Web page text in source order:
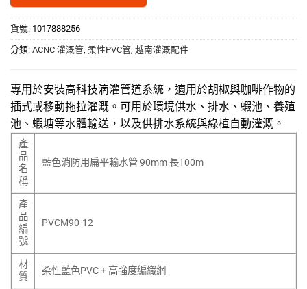
貨號: 1017888256
分類: ACNC 灌溉管 柔性PVC管 越南灌溉配件
專用於安裝高科技滴灌管道系統，適用於胡椒與咖啡作物的
插式或移動拖拉灌溉。可用於環境供水、排水、蝦池、養殖
池、蝦塘等水體輸送，以及供排水系統與綠植自動灌溉。
產
品
名
稱
藍色消防用扁平輸水管 90mm 長100m
產
品
編
號
PVCM90-12
材
質
柔性藍色PVC + 高強度編織網